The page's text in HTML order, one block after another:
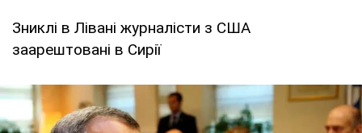
Зниклі в Лівані журналісти з США
заарештовані в Сирії